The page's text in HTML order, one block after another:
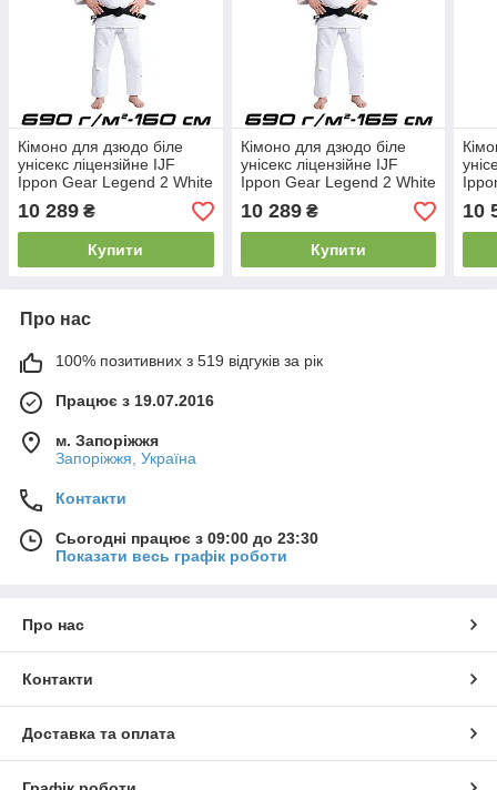
Кімоно для дзюдо біле
унісекс ліцензійне IJF
Ippon Gear Legend 2 White
Regular Fit 690 гр/м.кв.
(160 см)
10 289 ₴
Купити
Кімоно для дзюдо біле
унісекс ліцензійне IJF
Ippon Gear Legend 2 White
Regular Fit 690 гр/м.кв.
(165 см)
10 289₴
Купити
10
Про нас
100% позитивних з 519 відгуків за рік
Працює з 19.07.2016
м. Запоріжжя
Запоріжжя, Україна
Контакти
Сьогодні працює з 09:00 до 23:30
Показати весь графік роботи
Про нас
Контакти
Доставка та оплата